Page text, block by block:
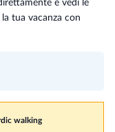
e vedi le
tua vacanza con
walking